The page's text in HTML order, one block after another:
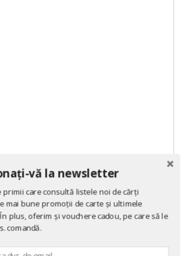
vă la newsletter
care consultă listele noi de cărți
mai bune promoții de carte și ultimele
plus, oferim și vouchere cadou, pe care să le
comandă.